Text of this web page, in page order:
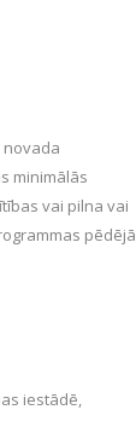
novada
minimālās
vai pilna vai
pēdējā
iestādē,